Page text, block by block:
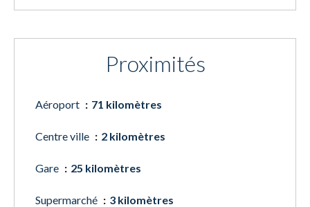
Proximités
Aéroport 71 kilomètres
Centre ville 2 kilomètres
Gare 25 kilomètres
Supermarché 3 kilomètres